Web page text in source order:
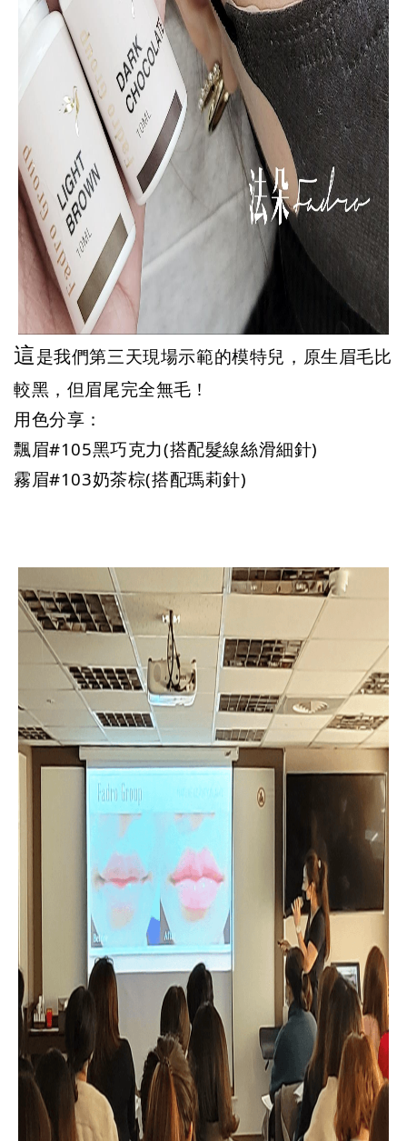
這是我們第三天現場示範的模特兒，原生眉毛比
較黑，但眉尾完全無毛 !
用色分享：
飄眉#105黑巧克力(搭配髮線絲滑細針)
霧眉#103奶茶棕(搭配瑪莉針)